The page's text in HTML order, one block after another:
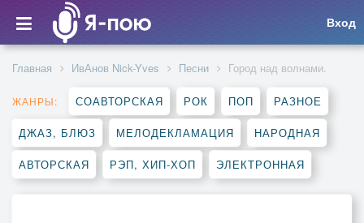
Вход
Главная ИвАнов Nick-Yves Песни Город над волнами.
ЖАНРЫ: СОАВТОРСКАЯ РОК ПОП РАЗНОЕ
ДЖАЗ, БЛЮЗ МЕЛОДЕКЛАМАЦИЯ НАРОДНАЯ
АВТОРСКАЯ РЭП, ХИП-ХОП ЭЛЕКТРОННАЯ